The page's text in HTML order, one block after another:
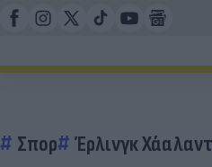
Σπορ Έρλινγκ Χάαλαντ